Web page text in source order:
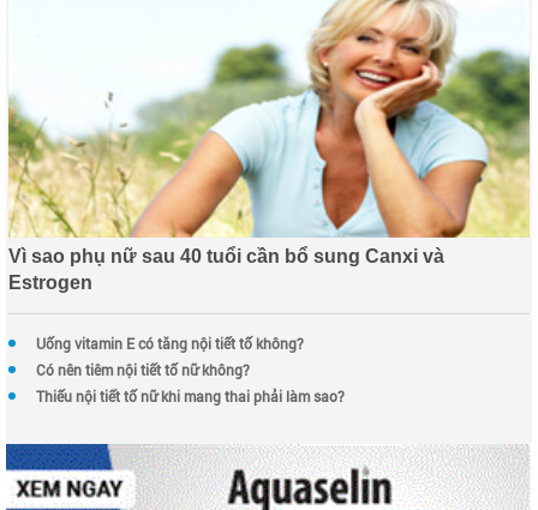
Vì sao phụ nữ sau 40 tuổi cần bổ sung Canxi và
Estrogen
Uống vitamin E có tăng nội tiết tố không?
Có nên tiêm nội tiết tố nữ không?
Thiếu nội tiết tố nữ khi mang thai phải làm sao?